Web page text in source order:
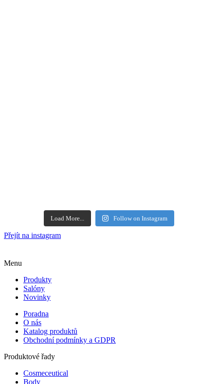
Load More... Follow on Instagram
Přejít na instagram
Menu
Produkty
Salóny
Novinky
Poradna
O nás
Katalog produktů
Obchodní podmínky a GDPR
Produktové řady
Cosmeceutical
Body